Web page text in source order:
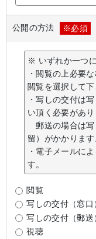
公開の方法 ※必須
※ いずれか一つ
・閲覧の上必要
閲覧を選択して下
・写しの交付は
い頂く必要があり
郵送の場合は写
留）がかかります
・電子メールに
す。
閲覧
写しの交付（窓
写しの交付（郵
視聴